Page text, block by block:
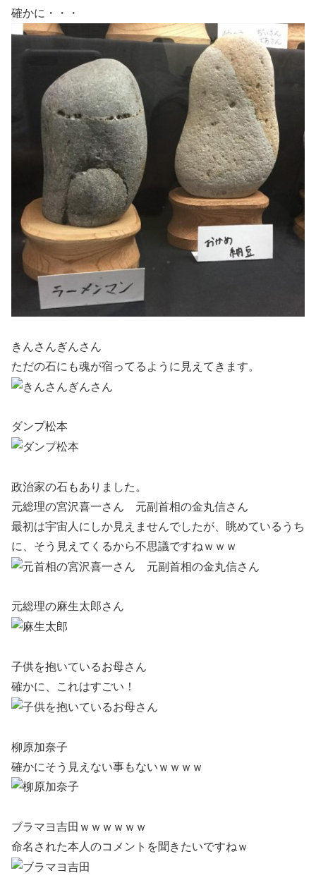
確かに・・・
きんさんぎんさん
ただの石にも魂が宿ってるように見えてきます。
ダンプ松本
政治家の石もありました。
元総理の宮沢喜一さん 元副首相の金丸信さん
最初は宇宙人にしか見えませんでしたが、眺めているうち
に、そう見えてくるから不思議ですねｗｗｗ
元総理の麻生太郎さん
子供を抱いているお母さん
確かに、これはすごい！
柳原加奈子
確かにそう見えない事もないｗｗｗｗ
ブラマヨ吉田ｗｗｗｗｗｗ
命名された本人のコメントを聞きたいですねｗ